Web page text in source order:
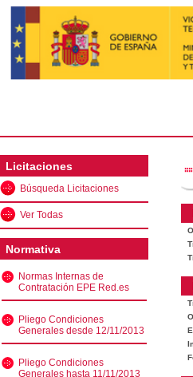
Licitaciones
Búsqueda Licitaciones
Ver Todas
Normativa
Normas Internas de
Contratación EPE Red.es
Pliego Condiciones
Generales desde 12/11/2013
Pliego Condiciones
Generales hasta 11/11/2013